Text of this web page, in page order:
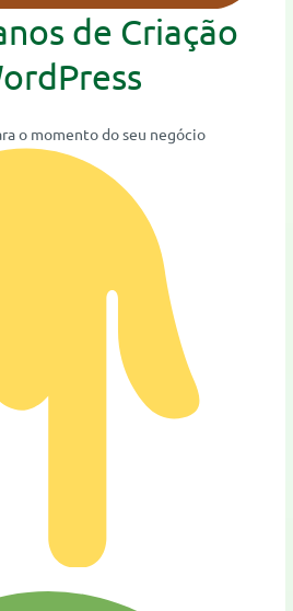
de Criação
o momento do seu negócio